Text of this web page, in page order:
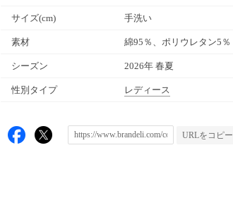
サイズ(cm) 手洗い
素材 綿95％、ポリウレタン5％
シーズン 2026年 春夏
性別タイプ レディース
URLをコピー